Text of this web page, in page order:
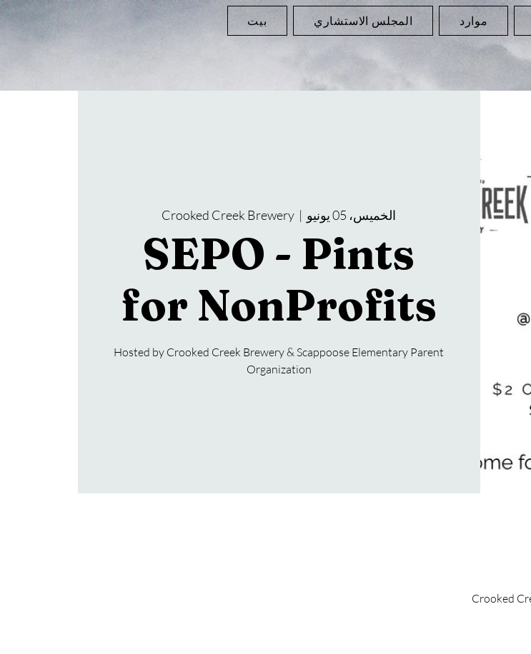
بيت المجلس الاستشاري موارد
الخميس، 05 يونيو
  |
Crooked Creek Brewery
SEPO - Pints
for NonProfits
Hosted by Crooked Creek Brewery & Scappoose Elementary Parent
Organization
Crooked